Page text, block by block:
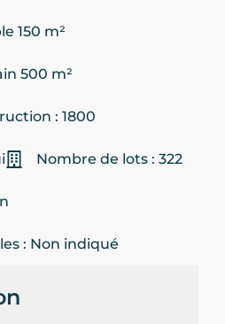
150 m²
500 m²
: 1800
Nombre de lots : 322
: Non indiqué